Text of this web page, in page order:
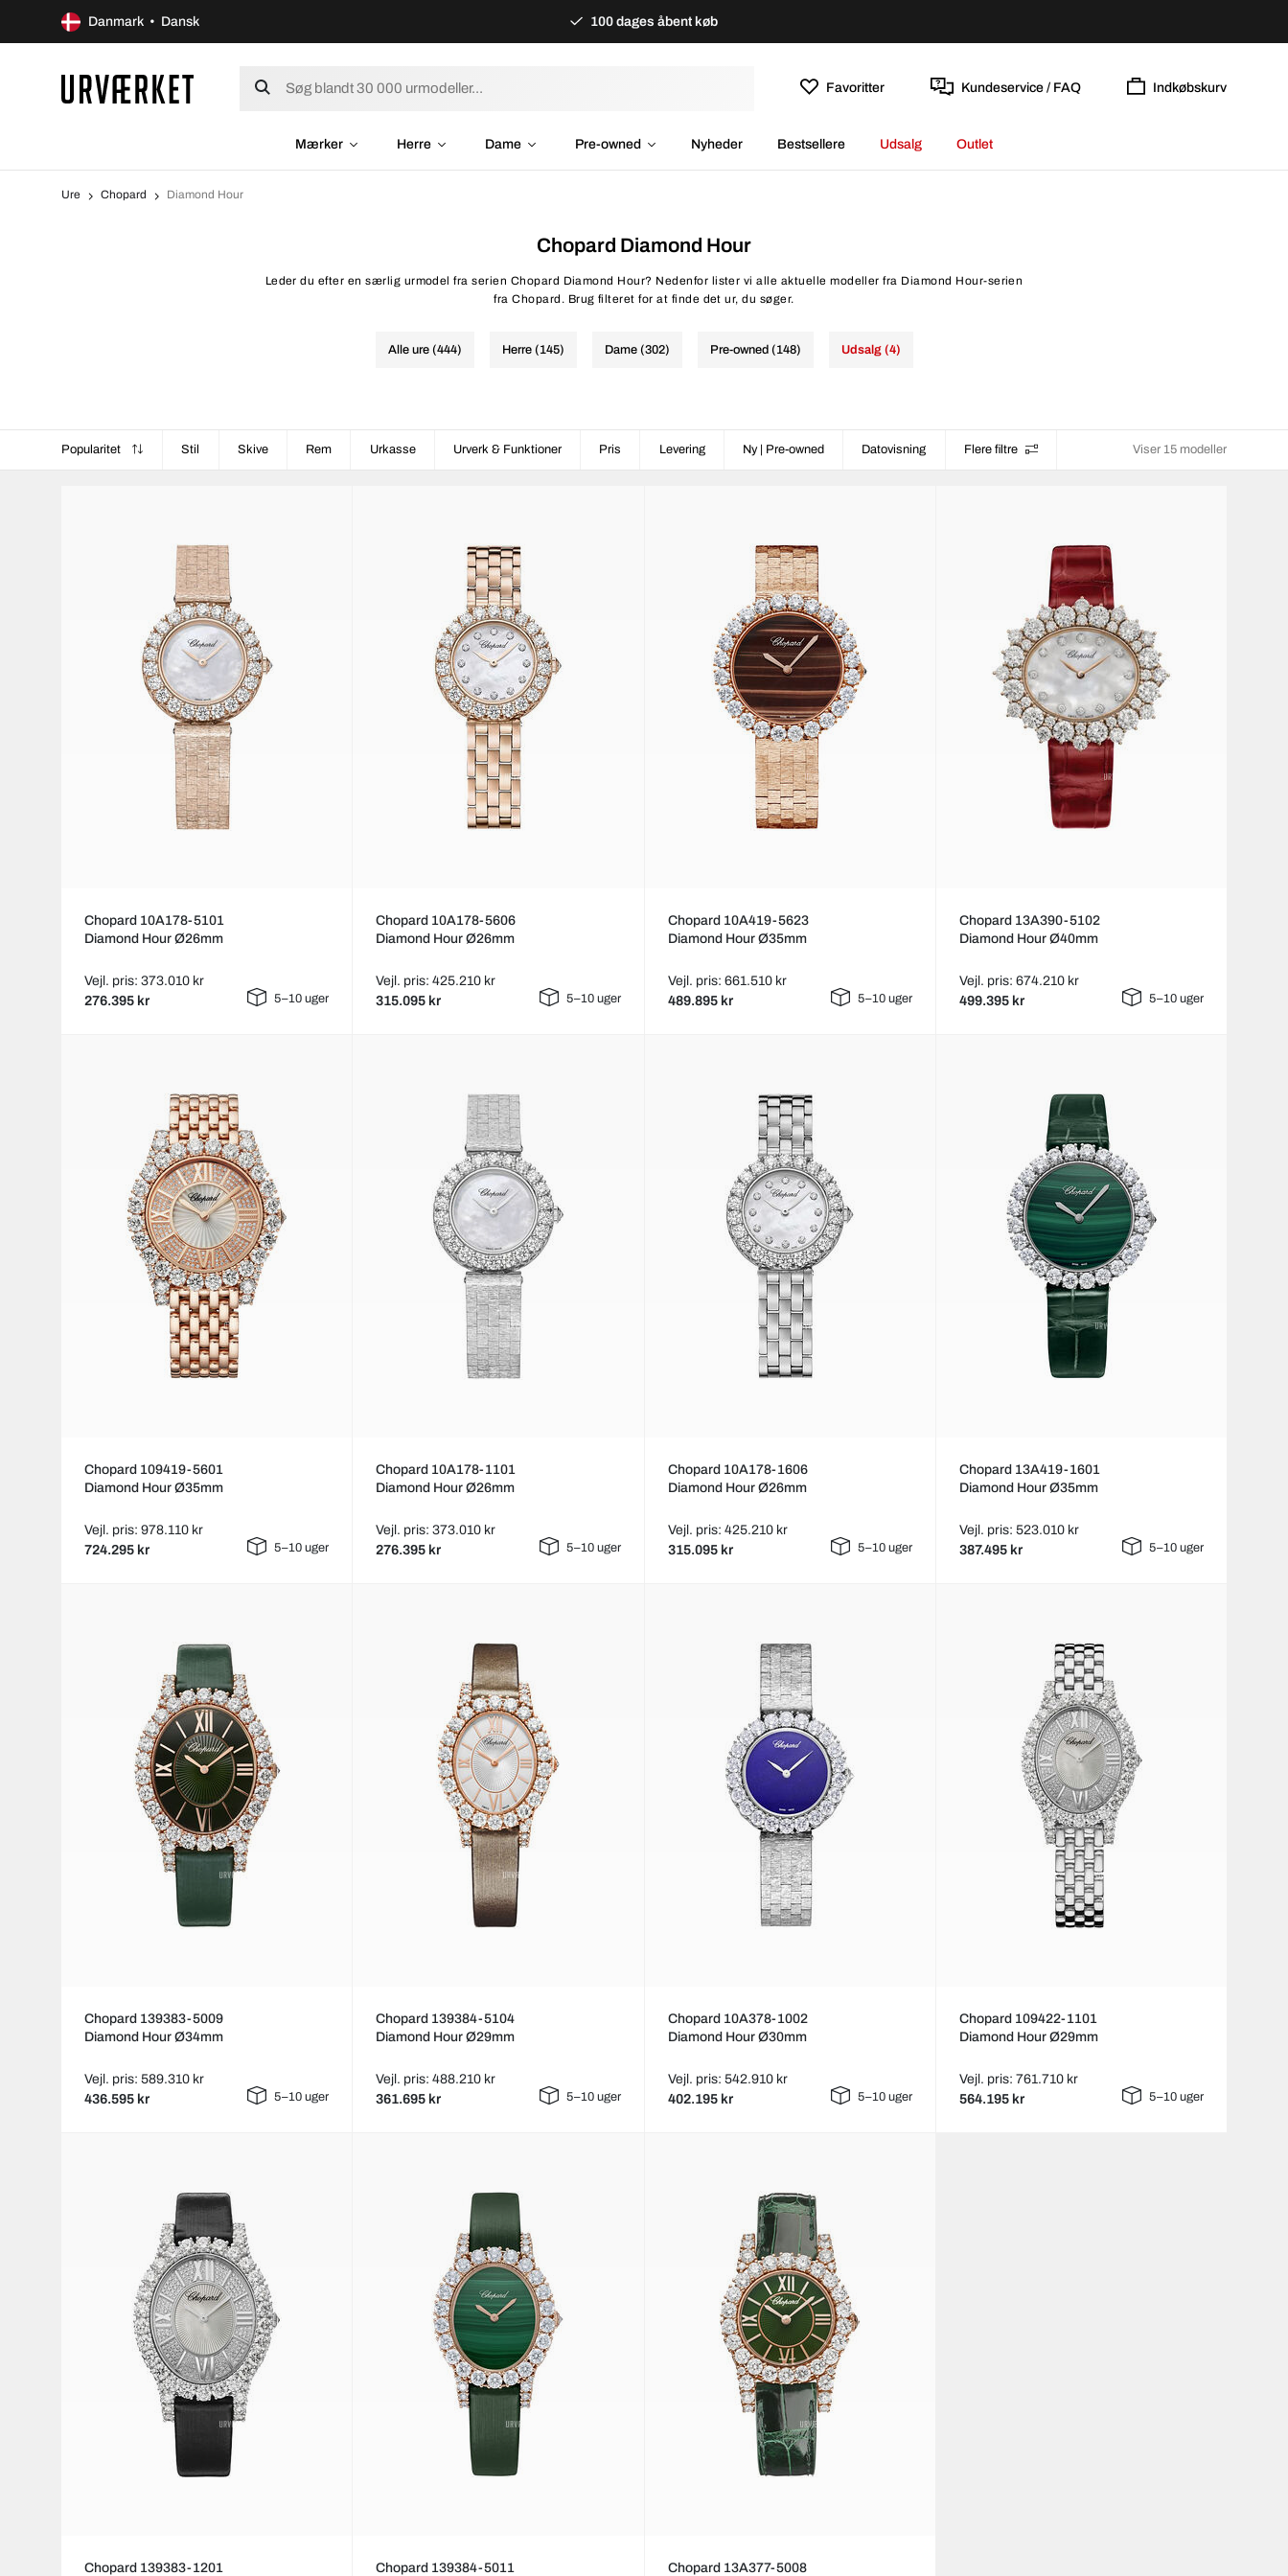
Danmark • Dansk 100 dages åbent køb
Favoritter Kundeservice / FAQ Indkøbskurv
Mærker Herre Dame Pre-owned Nyheder Bestsellere Udsalg Outlet
Ure Chopard Diamond Hour
Chopard Diamond Hour
Leder du efter en særlig urmodel fra serien Chopard Diamond Hour? Nedenfor lister vi alle aktuelle modeller fra Diamond Hour-serien
fra Chopard. Brug filteret for at finde det ur, du søger.
Alle ure (444) Herre (145) Dame (302) Pre-owned (148) Udsalg (4)
Popularitet Stil Skive Rem Urkasse Urverk & Funktioner Pris Levering Ny | Pre-owned Datovisning Flere filtre Viser 15 modeller
Chopard 10A178-5101
Diamond Hour Ø26mm
Vejl. pris: 373.010 kr
276.395 kr 5–10 uger
Chopard 10A178-5606
Diamond Hour Ø26mm
Vejl. pris: 425.210 kr
315.095 kr 5–10 uger
Chopard 10A419-5623
Diamond Hour Ø35mm
Vejl. pris: 661.510 kr
489.895 kr 5–10 uger
Chopard 13A390-5102
Diamond Hour Ø40mm
Vejl. pris: 674.210 kr
499.395 kr 5–10 uger
Chopard 109419-5601
Diamond Hour Ø35mm
Vejl. pris: 978.110 kr
724.295 kr 5–10 uger
Chopard 10A178-1101
Diamond Hour Ø26mm
Vejl. pris: 373.010 kr
276.395 kr 5–10 uger
Chopard 10A178-1606
Diamond Hour Ø26mm
Vejl. pris: 425.210 kr
315.095 kr 5–10 uger
Chopard 13A419-1601
Diamond Hour Ø35mm
Vejl. pris: 523.010 kr
387.495 kr 5–10 uger
Chopard 139383-5009
Diamond Hour Ø34mm
Vejl. pris: 589.310 kr
436.595 kr 5–10 uger
Chopard 139384-5104
Diamond Hour Ø29mm
Vejl. pris: 488.210 kr
361.695 kr 5–10 uger
Chopard 10A378-1002
Diamond Hour Ø30mm
Vejl. pris: 542.910 kr
402.195 kr 5–10 uger
Chopard 109422-1101
Diamond Hour Ø29mm
Vejl. pris: 761.710 kr
564.195 kr 5–10 uger
Chopard 139383-1201 Chopard 139384-5011 Chopard 13A377-5008